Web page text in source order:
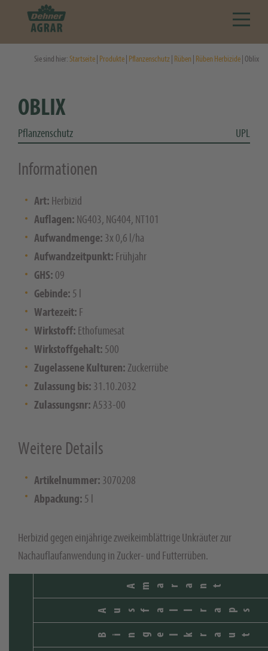
Sie sind hier:Startseite Produkte Pflanzenschutz Rüben Rüben Herbizide | Oblix
OBLIX
Pflanzenschutz UPL
Informationen
Art: Herbizid
Auflagen: NG403, NG404, NT101
Aufwandmenge: 3x 0,6 l/ha
Aufwandzeitpunkt: Frühjahr
GHS: 09
Gebinde: 5 l
Wartezeit: F
Wirkstoff: Ethofumesat
Wirkstoffgehalt: 500
Zugelassene Kulturen: Zuckerrübe
Zulassung bis: 31.10.2032
Zulassungsnr: A533-00
Weitere Details
Artikelnummer: 3070208
Abpackung: 5 l
Herbizid gegen einjährige zweikeimblättrige Unkräuter zur
Nachauflaufanwendung in Zucker- und Futterrüben.
Bingelkraut
Ausfallraps
Amarant